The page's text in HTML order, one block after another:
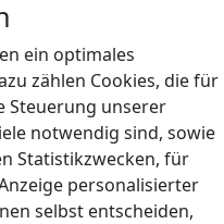
ein optimales
zählen Cookies, die für
Steuerung unserer
notwendig sind, sowie
Statistikzwecken, für
personalisierter
selbst entscheiden,